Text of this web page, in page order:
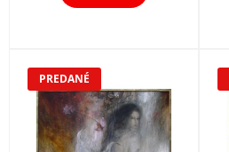
PREDANÉ